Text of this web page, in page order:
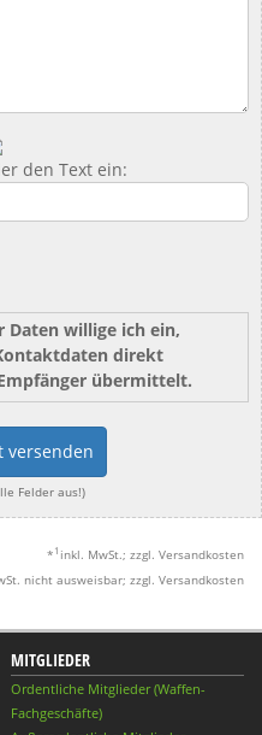
den Text ein:
Daten willige ich ein,
direkt
übermittelt.
Felder aus!)
* 1 inkl. MwSt.; zzgl. Versandkosten
nicht ausweisbar; zzgl. Versandkosten
MITGLIEDER
Ordentliche Mitglieder (Waffen-
Fachgeschäfte)